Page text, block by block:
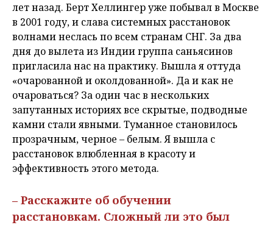
лет назад. Берт Хеллингер уже побывал в Москве
в 2001 году, и слава системных расстановок
волнами неслась по всем странам СНГ. За два
дня до вылета из Индии группа саньясинов
пригласила нас на практику. Вышла я оттуда
«очарованной и околдованной». Да и как не
очароваться? За один час в нескольких
запутанных историях все скрытые, подводные
камни стали явными. Туманное становилось
прозрачным, черное – белым. Я вышла с
расстановок влюбленная в красоту и
эффективность этого метода.
– Расскажите об обучении
расстановкам. Сложный ли это был